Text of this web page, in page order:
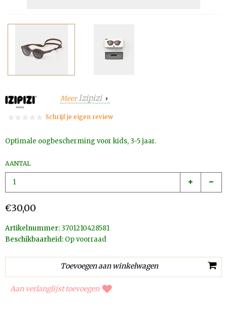
Meer Izipizi
Schrijf je eigen review
Optimale oogbescherming voor kids, 3-5 jaar.
AANTAL
€30,00
Artikelnummer: 3701210428581
Beschikbaarheid: Op voorraad
Aan verlanglijst toevoegen